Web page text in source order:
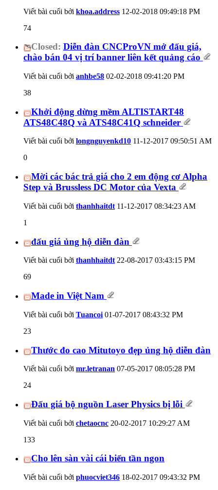
Viết bài cuối bởi khoa.address 12-02-2018 09:49:18 PM
74
Closed: Diễn đàn CNCProVN mở đấu giá,
chào bán 04 vị trí banner liên kết quảng cáo
Viết bài cuối bởi anhbe58 02-02-2018 09:41:20 PM
38
Khởi động dừng mềm ALTISTART48
ATS48C48Q và ATS48C41Q schneider
Viết bài cuối bởi longnguyenkd10 11-12-2017 09:50:51 AM
0
Mời các bác trả giá cho 2 em động cơ Alpha
Step và Brussless DC Motor của Vexta
Viết bài cuối bởi thanhhaitdt 11-12-2017 08:34:23 AM
1
đấu giá ủng hộ diễn đàn
Viết bài cuối bởi thanhhaitdt 22-08-2017 03:43:15 PM
69
Made in Việt Nam
Viết bài cuối bởi Tuancoi 01-07-2017 08:43:32 PM
23
Thước đo cao Mitutoyo đẹp ủng hộ diễn đàn
Viết bài cuối bởi mr.letranan 07-05-2017 08:05:28 PM
24
Đấu giá bộ nguồn Laser Physics bị lỗi
Viết bài cuối bởi chetaocnc 20-02-2017 10:29:27 AM
133
Cho lên sàn vài cái biến tần ngon
Viết bài cuối bởi phuocviet346 18-02-2017 09:43:32 PM